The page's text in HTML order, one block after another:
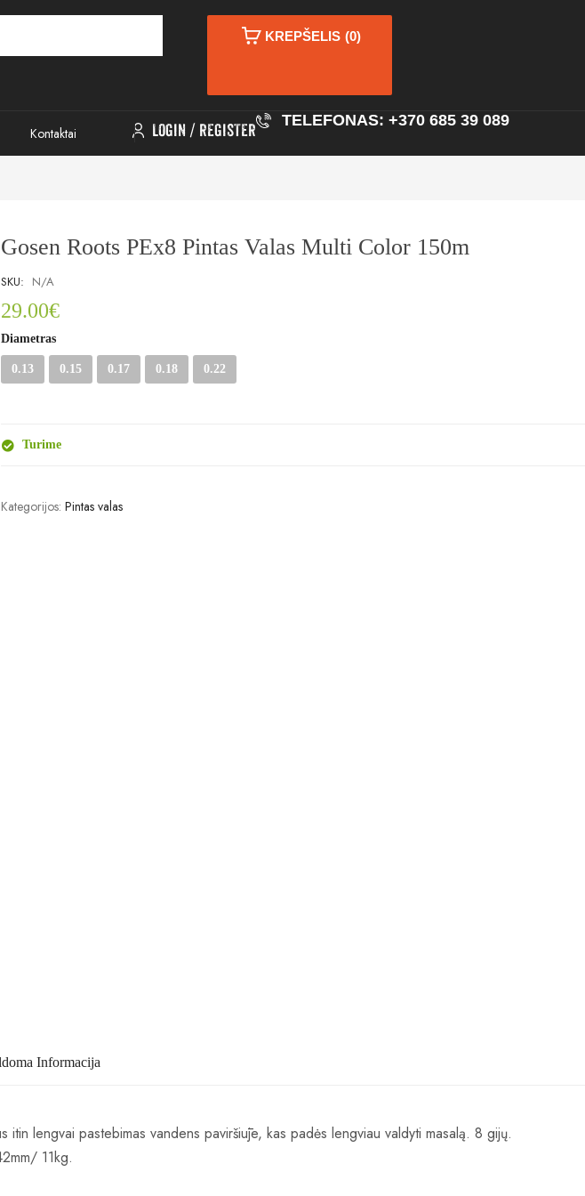
KREPŠELIS (0)
Kontaktai LOGIN REGISTER TELEFONAS: +370 685 39 089
Gosen Roots PEx8 Pintas Valas Multi Color 150m
SKU: N/A
29.00€
Diametras
0.13 0.15 0.17 0.18 0.22
Turime
Kategorijos: Pintas valas
Informacija
lengvai pastebimas vandens paviršiūje, kas padės lengviau valdyti masalą. 8 gijų.
11kg.